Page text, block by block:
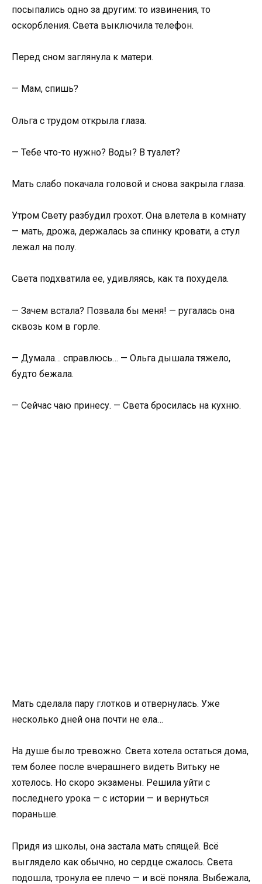
посыпались одно за другим: то извинения, то
оскорбления. Света выключила телефон.
Перед сном заглянула к матери.
— Мам, спишь?
Ольга с трудом открыла глаза.
— Тебе что-то нужно? Воды? В туалет?
Мать слабо покачала головой и снова закрыла глаза.
Утром Свету разбудил грохот. Она влетела в комнату
— мать, дрожа, держалась за спинку кровати, а стул
лежал на полу.
Света подхватила ее, удивляясь, как та похудела.
— Зачем встала? Позвала бы меня! — ругалась она
сквозь ком в горле.
— Думала… справлюсь… — Ольга дышала тяжело,
будто бежала.
— Сейчас чаю принесу. — Света бросилась на кухню.
Мать сделала пару глотков и отвернулась. Уже
несколько дней она почти не ела…
На душе было тревожно. Света хотела остаться дома,
тем более после вчерашнего видеть Витьку не
хотелось. Но скоро экзамены. Решила уйти с
последнего урока — с истории — и вернуться
пораньше.
Придя из школы, она застала мать спящей. Всё
выглядело как обычно, но сердце сжалось. Света
подошла, тронула ее плечо — и всё поняла. Выбежала,